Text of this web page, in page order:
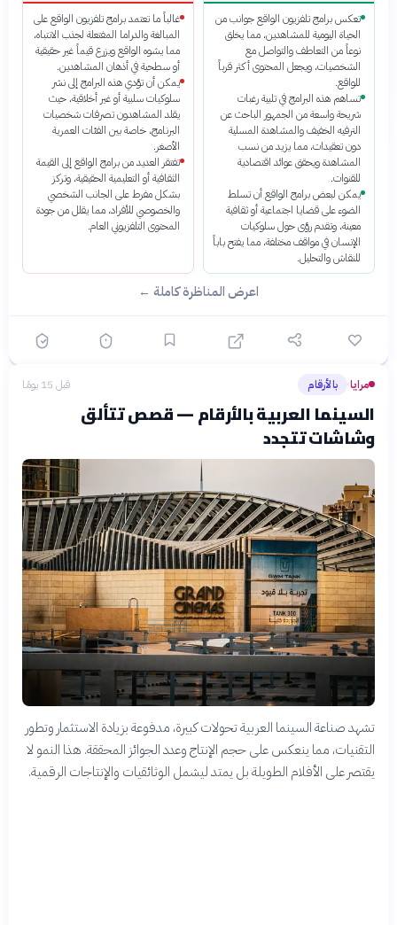
تعكس برامج تلفزيون الواقع جوانب من
الحياة اليومية للمشاهدين، مما يخلق
نوعاً من التعاطف والتواصل مع
الشخصيات، ويجعل المحتوى أكثر قرباً
للواقع.
تساهم هذه البرامج في تلبية رغبات
شريحة واسعة من الجمهور الباحث عن
الترفيه الخفيف والمشاهدة المسلية
دون تعقيدات، مما يزيد من نسب
المشاهدة ويحقق عوائد اقتصادية
للقنوات.
يمكن لبعض برامج الواقع أن تسلط
الضوء على قضايا اجتماعية أو ثقافية
معينة، وتقدم رؤى حول سلوكيات
الإنسان في مواقف مختلفة، مما يفتح باباً
للنقاش والتحليل.
غالباً ما تعتمد برامج تلفزيون الواقع على
المبالغة والدراما المفتعلة لجذب الانتباه،
مما يشوه الواقع ويزرع قيماً غير حقيقية
أو سطحية في أذهان المشاهدين.
يمكن أن تؤدي هذه البرامج إلى نشر
سلوكيات سلبية أو غير أخلاقية، حيث
يقلد المشاهدون تصرفات شخصيات
البرنامج، خاصة بين الفئات العمرية
الأصغر.
تفتقر العديد من برامج الواقع إلى القيمة
الثقافية أو التعليمية الحقيقية، وتركز
بشكل مفرط على الجانب الشخصي
والخصوصي للأفراد، مما يقلل من جودة
المحتوى التلفزيوني العام.
اعرض المناظرة كاملة ←
مرايا› بالأرقام قبل 15 يومًا
السينما العربية بالأرقام — قصص تتألق
وشاشات تتجدد
تشهد صناعة السينما العربية تحولات كبيرة، مدفوعة بزيادة الاستثمار وتطور
التقنيات، مما ينعكس على حجم الإنتاج وعدد الجوائز المحققة. هذا النمو لا
يقتصر على الأفلام الطويلة بل يمتد ليشمل الوثائقيات والإنتاجات الرقمية.